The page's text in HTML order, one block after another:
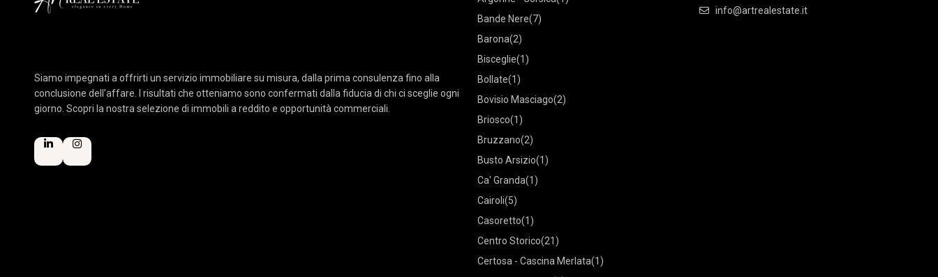
Siamo impegnati a offrirti un servizio immobiliare su misura, dalla prima consulenza fino alla
conclusione dell’affare. I risultati che otteniamo sono confermati dalla fiducia di chi ci sceglie ogni
giorno. Scopri la nostra selezione di immobili a reddito e opportunità commerciali.
Bande Nere(7)
Barona(2)
Bisceglie(1)
Bollate(1)
Bovisio Masciago(2)
Briosco(1)
Bruzzano(2)
Busto Arsizio(1)
Ca' Granda(1)
Cairoli(5)
Casoretto(1)
Centro Storico(21)
Certosa - Cascina Merlata(1)
info@artrealestate.it